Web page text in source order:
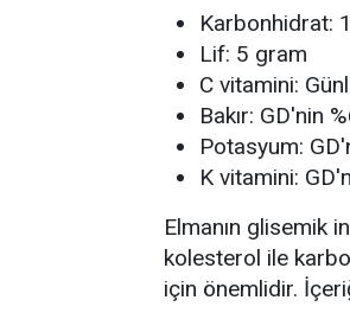
Karbonhidrat:
Lif: 5 gram
C vitamini:
Bakır: GD'nin
Potasyum:
K vitamini:
Elmanın glisemik
kolesterol ile
için önemlidir.